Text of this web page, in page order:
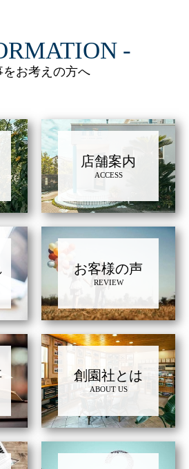
をお考えの方へ
店舗案内
ACCESS
お客様の声
REVIEW
創園社とは
ABOUT US